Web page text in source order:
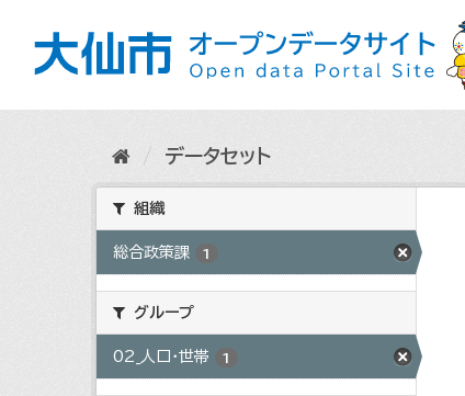
データセット
組織
総合政策課 1
グループ
02_人口・世帯 1